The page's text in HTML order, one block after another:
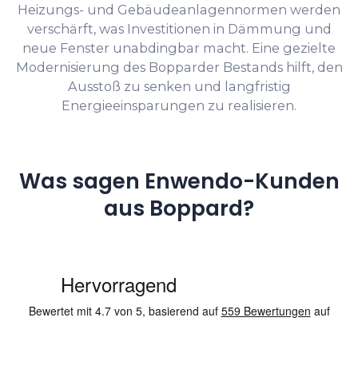
Heizungs- und Gebäudeanlagennormen werden
verschärft, was Investitionen in Dämmung und
neue Fenster unabdingbar macht. Eine gezielte
Modernisierung des Bopparder Bestands hilft, den
Ausstoß zu senken und langfristig
Energieeinsparungen zu realisieren.
Was sagen Enwendo-Kunden
aus Boppard?